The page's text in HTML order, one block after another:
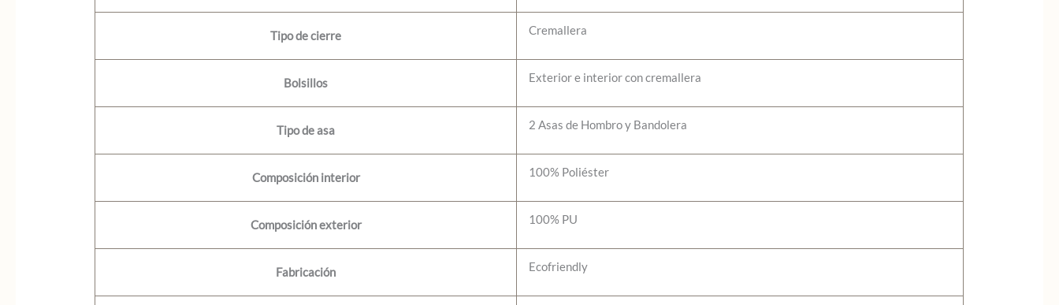
Tipo de cierre Cremallera
Bolsillos Exterior e interior con cremallera
Tipo de asa 2 Asas de Hombro y Bandolera
Composición interior 100% Poliéster
Composición exterior 100% PU
Fabricación Ecofriendly